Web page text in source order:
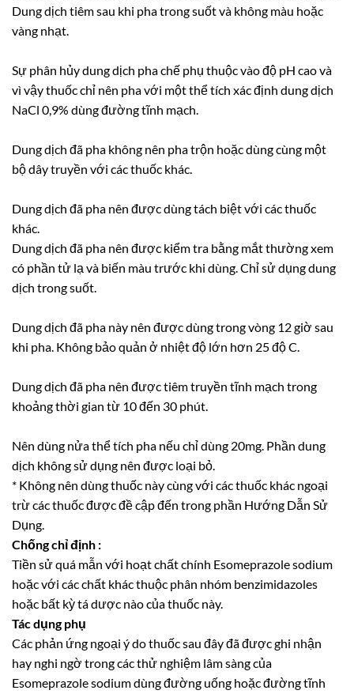
Dung dịch tiêm sau khi pha trong suốt và không màu hoặc
vàng nhạt.
Sự phân hủy dung dịch pha chế phụ thuộc vào độ pH cao và
vì vậy thuốc chỉ nên pha với một thể tích xác định dung dịch
NaCl 0,9% dùng đường tĩnh mạch.
Dung dịch đã pha không nên pha trộn hoặc dùng cùng một
bộ dây truyền với các thuốc khác.
Dung dịch đã pha nên được dùng tách biệt với các thuốc
khác.
Dung dịch đã pha nên được kiểm tra bằng mắt thường xem
có phần tử lạ và biến màu trước khi dùng. Chỉ sử dụng dung
dịch trong suốt.
Dung dịch đã pha này nên được dùng trong vòng 12 giờ sau
khi pha. Không bảo quản ở nhiệt độ lớn hơn 25 độ C.
Dung dịch đã pha nên được tiêm truyền tĩnh mạch trong
khoảng thời gian từ 10 đến 30 phút.
Nên dùng nửa thể tích pha nếu chỉ dùng 20mg. Phần dung
dịch không sử dụng nên được loại bỏ.
* Không nên dùng thuốc này cùng với các thuốc khác ngoại
trừ các thuốc được đề cập đến trong phần Hướng Dẫn Sử
Dụng.
Chống chỉ định :
Tiền sử quá mẫn với hoạt chất chính Esomeprazole sodium
hoặc với các chất khác thuộc phân nhóm benzimidazoles
hoặc bất kỳ tá dược nào của thuốc này.
Tác dụng phụ
Các phản ứng ngoại ý do thuốc sau đây đã được ghi nhận
hay nghi ngờ trong các thử nghiệm lâm sàng của
Esomeprazole sodium dùng đường uống hoặc đường tĩnh